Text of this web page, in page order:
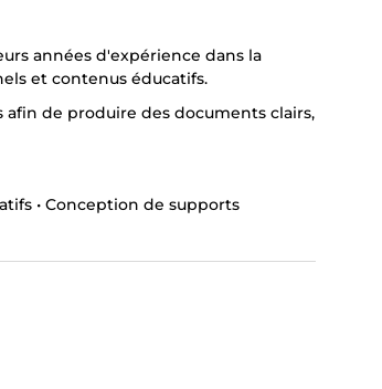
années d'expérience dans la
et contenus éducatifs.
afin de produire des documents clairs,
• Conception de supports
particulière aux besoins de